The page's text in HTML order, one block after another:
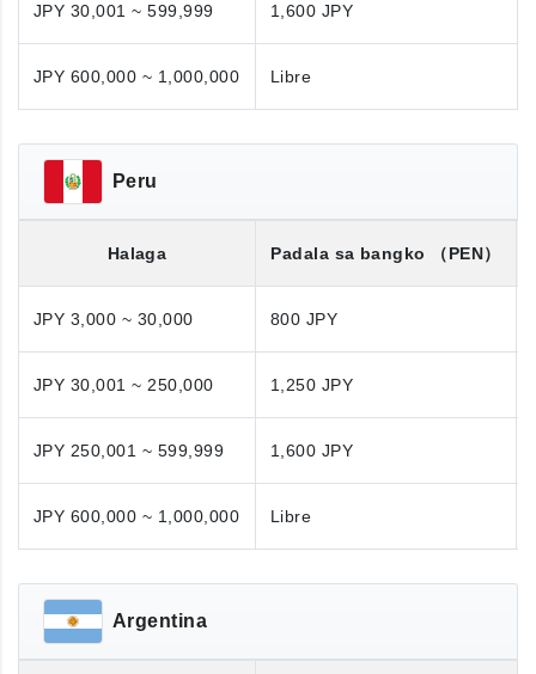
JPY 30,001 ~ 599,999
1,600 JPY
JPY 600,000 ~ 1,000,000 Libre
Peru
Halaga Padala sa bangko （PEN）
JPY 3,000 ~ 30,000 800 JPY
JPY 30,001 ~ 250,000 1,250 JPY
JPY 250,001 ~ 599,999 1,600 JPY
JPY 600,000 ~ 1,000,000 Libre
Argentina